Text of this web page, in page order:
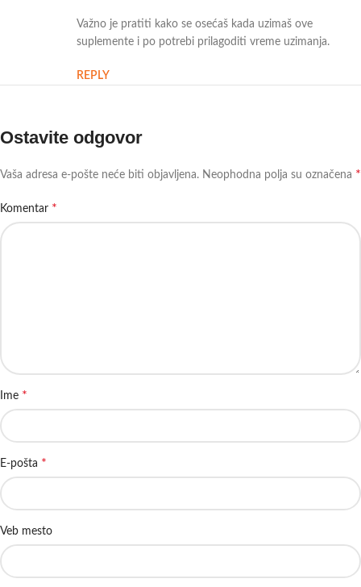
Važno je pratiti kako se osećaš kada uzimaš ove
suplemente i po potrebi prilagoditi vreme uzimanja.
REPLY
Ostavite odgovor
Vaša adresa e-pošte neće biti objavljena. Neophodna polja su označena *
Komentar *
Ime *
E-pošta *
Veb mesto